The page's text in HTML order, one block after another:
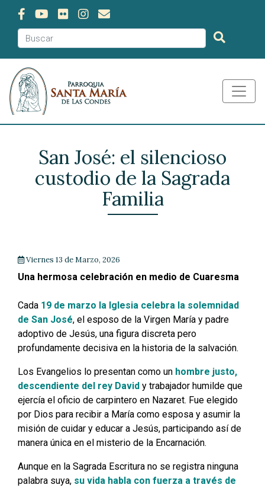
San José: el silencioso
custodio de la Sagrada
Familia
Viernes 13 de Marzo, 2026
Una hermosa celebración en medio de Cuaresma
Cada 19 de marzo la Iglesia celebra la solemnidad
de San José, el esposo de la Virgen María y padre
adoptivo de Jesús, una figura discreta pero
profundamente decisiva en la historia de la salvación.
Los Evangelios lo presentan como un hombre justo,
descendiente del rey David y trabajador humilde que
ejercía el oficio de carpintero en Nazaret. Fue elegido
por Dios para recibir a María como esposa y asumir la
misión de cuidar y educar a Jesús, participando así de
manera única en el misterio de la Encarnación.
Aunque en la Sagrada Escritura no se registra ninguna
palabra suya, su vida habla con fuerza a través de